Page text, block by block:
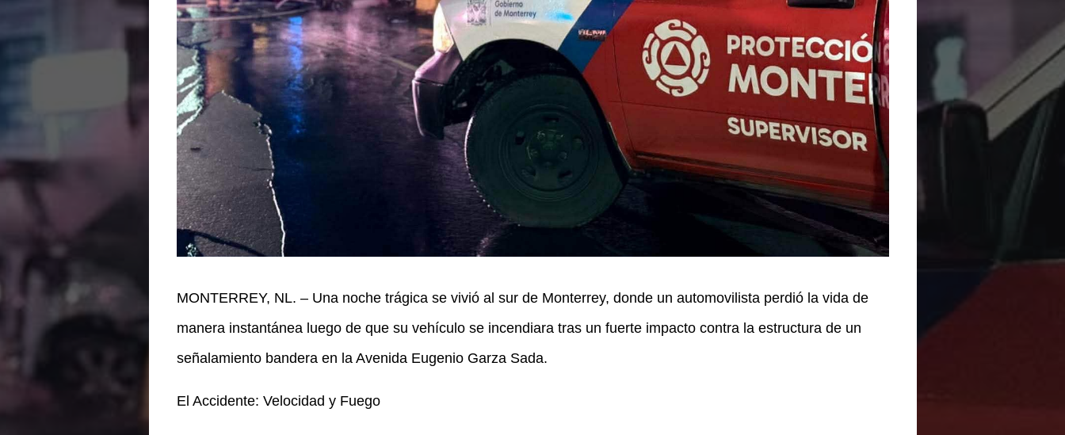
MONTERREY, NL. – Una noche trágica se vivió al sur de Monterrey, donde un automovilista perdió la vida de
manera instantánea luego de que su vehículo se incendiara tras un fuerte impacto contra la estructura de un
señalamiento bandera en la Avenida Eugenio Garza Sada.
El Accidente: Velocidad y Fuego